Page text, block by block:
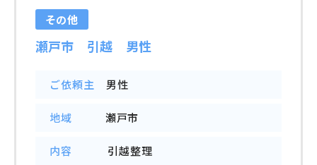
その他
瀬戸市 引越 男性
ご依頼主 男性
地域 瀬戸市
内容 引越整理